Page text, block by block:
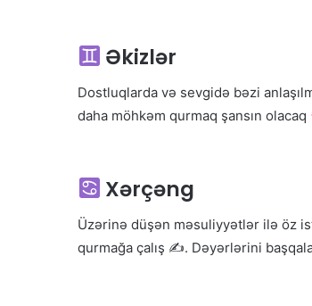
Əkizlər
Dostluqlarda və sevgidə bəzi
daha möhkəm qurmaq şansın olacaq
Xərçəng
Üzərinə düşən məsuliyyətlər ilə öz
qurmağa çalış ✍. Dəyərlərini